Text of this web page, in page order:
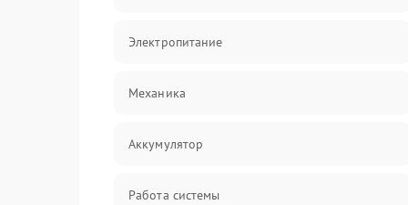
Электропитание
Механика
Аккумулятор
Работа системы